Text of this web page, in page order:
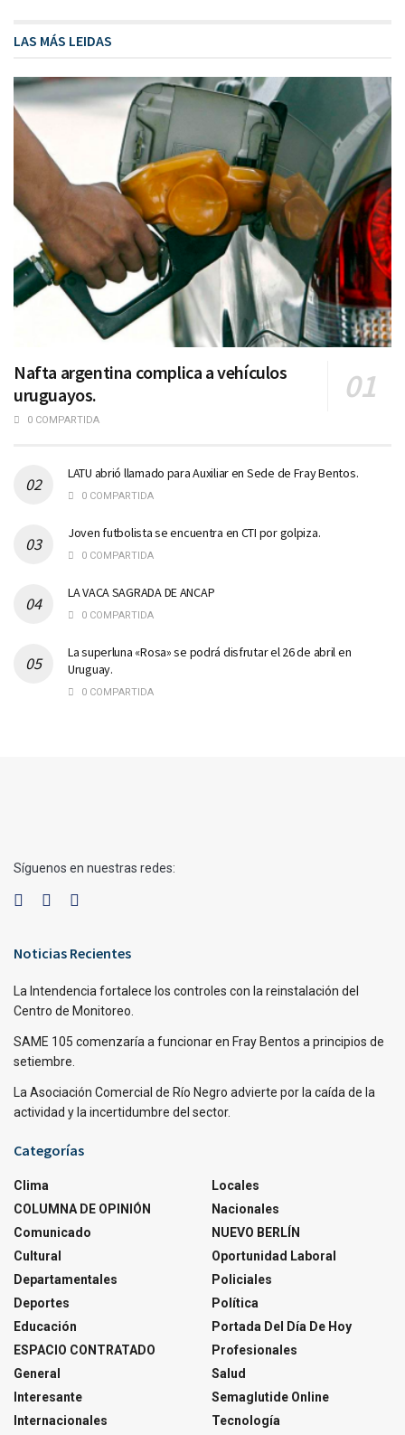
LAS MÁS LEIDAS
Nafta argentina complica a vehículos
uruguayos.
0 COMPARTIDA
LATU abrió llamado para Auxiliar en Sede de Fray Bentos.
0 COMPARTIDA
Joven futbolista se encuentra en CTI por golpiza.
0 COMPARTIDA
LA VACA SAGRADA DE ANCAP
0 COMPARTIDA
La superluna «Rosa» se podrá disfrutar el 26 de abril en
Uruguay.
0 COMPARTIDA
Síguenos en nuestras redes:
Noticias Recientes
La Intendencia fortalece los controles con la reinstalación del
Centro de Monitoreo.
SAME 105 comenzaría a funcionar en Fray Bentos a principios de
setiembre.
La Asociación Comercial de Río Negro advierte por la caída de la
actividad y la incertidumbre del sector.
Categorías
Clima
COLUMNA DE OPINIÓN
Comunicado
Cultural
Departamentales
Deportes
Educación
ESPACIO CONTRATADO
General
Interesante
Internacionales
Locales
Nacionales
NUEVO BERLÍN
Oportunidad Laboral
Policiales
Política
Portada Del Día De Hoy
Profesionales
Salud
Semaglutide Online
Tecnología